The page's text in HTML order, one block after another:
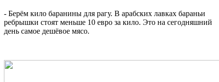
- Берём кило баранины для рагу. В арабских лавках бараньи
ребрышки стоят меньше 10 евро за кило. Это на сегодняшний
день самое дешёвое мясо.